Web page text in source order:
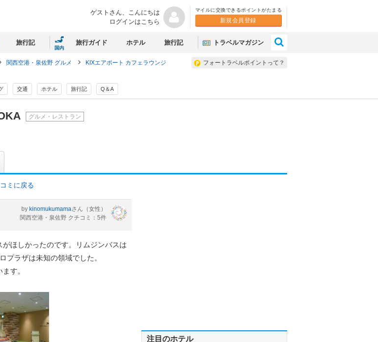
ゲストさん、 こんにちは
ログインはこちら
マイルに交換できるポイントがたまる
新規会員登録
旅行記
国内
旅行ガイド ホテル 旅行記 トラベルマガジン
フォートラベルポイントって？
関西空港・泉佐野 グルメ
KIXエアポート カフェラウンジ
交通 ホテル 旅行記 Q＆A
グルメ・レストラン
ミに戻る
by kinomukumamaさん （女性）
関西空港・泉佐野 クチコミ：5件
ほしかったのです。リムジンバスは
プラザは未知の領域でした。
す。
注目のホテル